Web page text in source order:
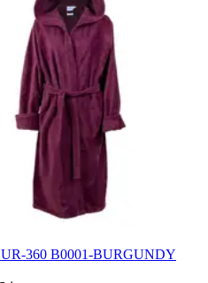
360 B0001-BURGUNDY